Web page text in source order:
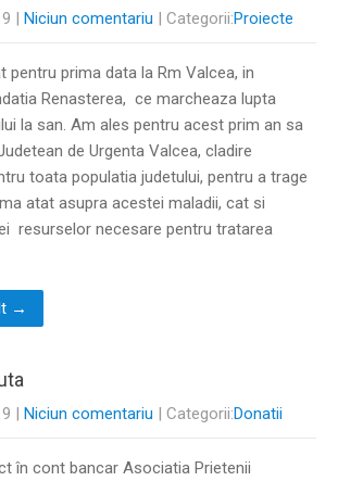
| Niciun comentariu | Categorii:Proiecte
pentru prima data la Rm Valcea, in
Renasterea, ce marcheaza lupta
la san. Am ales pentru acest prim an sa
de Urgenta Valcea, cladire
toata populatia judetului, pentru a trage
atat asupra acestei maladii, cat si
resurselor necesare pentru tratarea
→
| Niciun comentariu | Categorii:Donatii
în cont bancar Asociatia Prietenii